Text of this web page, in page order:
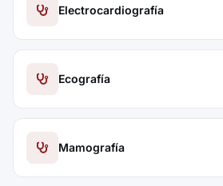
Electrocardiografía
Ecografía
Mamografía